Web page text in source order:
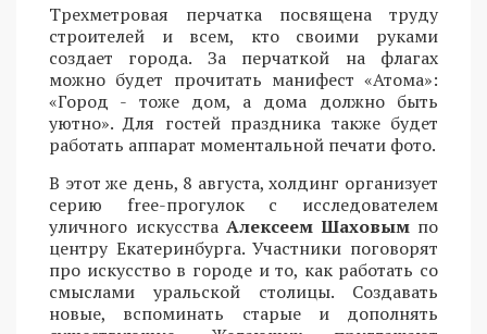
Трехметровая перчатка посвящена труду
строителей и всем, кто своими руками
создает города. За перчаткой на флагах
можно будет прочитать манифест «Атома»:
«Город - тоже дом, а дома должно быть
уютно». Для гостей праздника также будет
работать аппарат моментальной печати фото.
В этот же день, 8 августа, холдинг организует
серию free-прогулок с исследователем
уличного искусства Алексеем Шаховым по
центру Екатеринбурга. Участники поговорят
про искусство в городе и то, как работать со
смыслами уральской столицы. Создавать
новые, вспоминать старые и дополнять